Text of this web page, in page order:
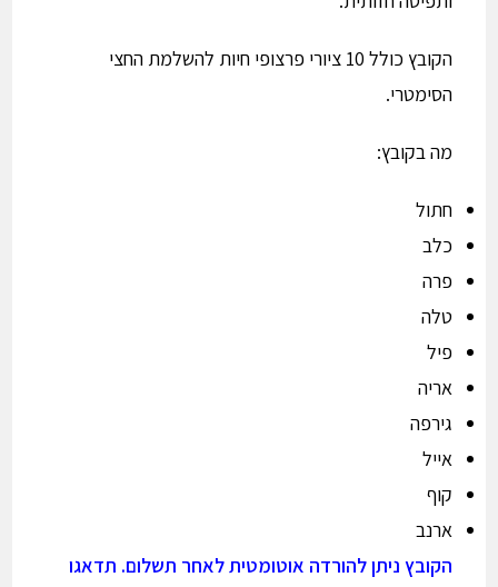
הקובץ כולל 10 ציורי פרצופי חיות להשלמת החצי
הסימטרי.
מה בקובץ:
חתול
כלב
פרה
טלה
פיל
אריה
גירפה
אייל
קוף
ארנב
הקובץ ניתן להורדה אוטומטית לאחר תשלום. תדאגו